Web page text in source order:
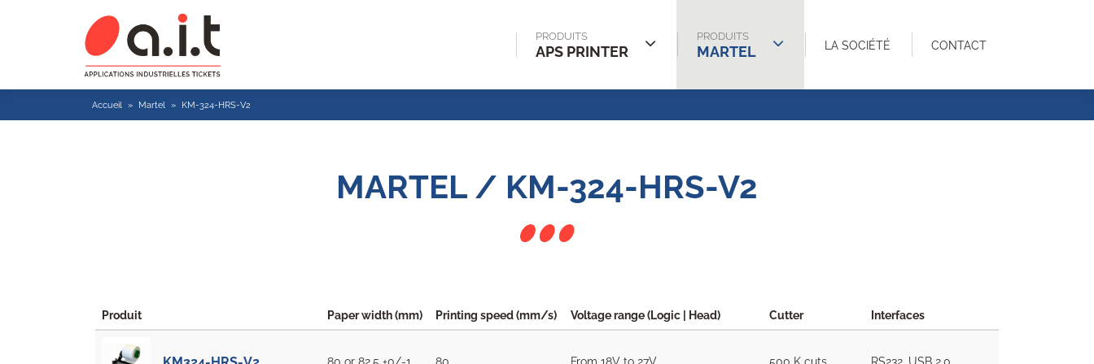
PRODUITS
APS PRINTER
PRODUITS
MARTEL LA SOCIÉTÉ CONTACT
Accueil » Martel » KM-324-HRS-V2
MARTEL / KM-324-HRS-V2
Produit Paper width (mm) Printing speed (mm/s) Voltage range (Logic | Head) Cutter Interfaces